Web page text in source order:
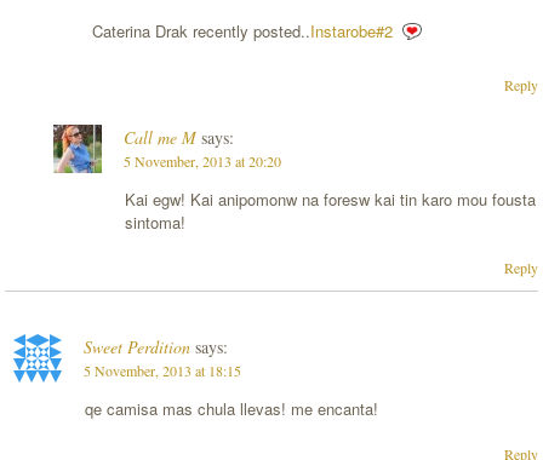
Caterina Drak recently posted..Instarobe#2
Reply
Call me M says:
5 November, 2013 at 20:20
Kai egw! Kai anipomonw na foresw kai tin karo mou fousta
sintoma!
Reply
Sweet Perdition says:
5 November, 2013 at 18:15
qe camisa mas chula llevas! me encanta!
Reply